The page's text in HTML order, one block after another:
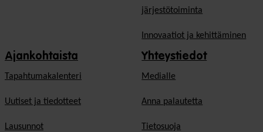
järjestötoiminta
Innovaatiot ja kehittäminen
Ajankohtaista
Tapahtumakalenteri
Uutiset ja tiedotteet
Lausunnot
Yhteystiedot
Medialle
Anna palautetta
Tietosuoja